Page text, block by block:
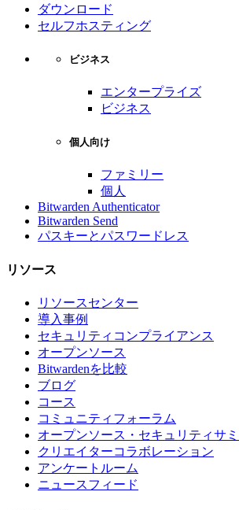
ダウンロード
セルフホスティング
ビジネス
エンタープライズ
ビジネス
個人向け
ファミリー
個人
Bitwarden Authenticator
Bitwarden Send
パスキーとパスワードレス
リソース
リソースセンター
導入事例
セキュリティコンプライアンス
オープンソース
Bitwardenを比較
ブログ
コース
コミュニティフォーラム
オープンソース・セキュリティサミ
クリエイターコラボレーション
アンケートルーム
ニュースフィード